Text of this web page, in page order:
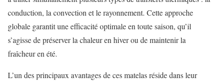
conduction, la convection et le rayonnement. Cette approche
globale garantit une efficacité optimale en toute saison, qu’il
s’agisse de préserver la chaleur en hiver ou de maintenir la
fraîcheur en été.
L’un des principaux avantages de ces matelas réside dans leur